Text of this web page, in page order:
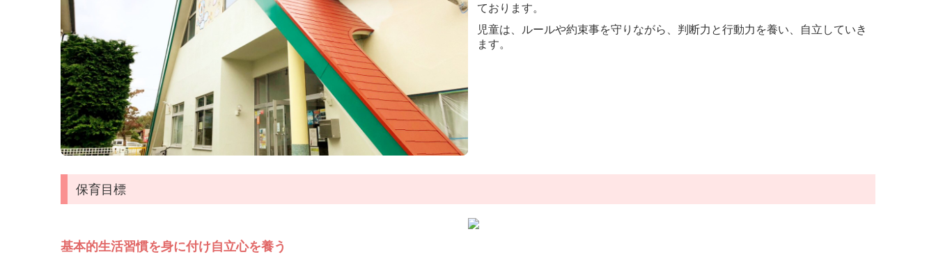
ております。
児童は、ルールや約束事を守りながら、判断力と行動力を養い、自立していき
ます。
保育目標
基本的生活習慣を身に付け自立心を養う